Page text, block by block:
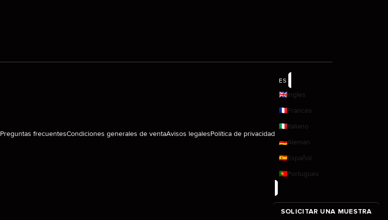
Preguntas frecuentesCondiciones generales de ventaAvisos legalesPolítica de privacidad
ES
🇬🇧Inglés
🇫🇷Francés
🇮🇹Italiano
🇩🇪Alemán
🇪🇸Español
🇵🇹Portugués
SOLICITAR UNA MUESTRA